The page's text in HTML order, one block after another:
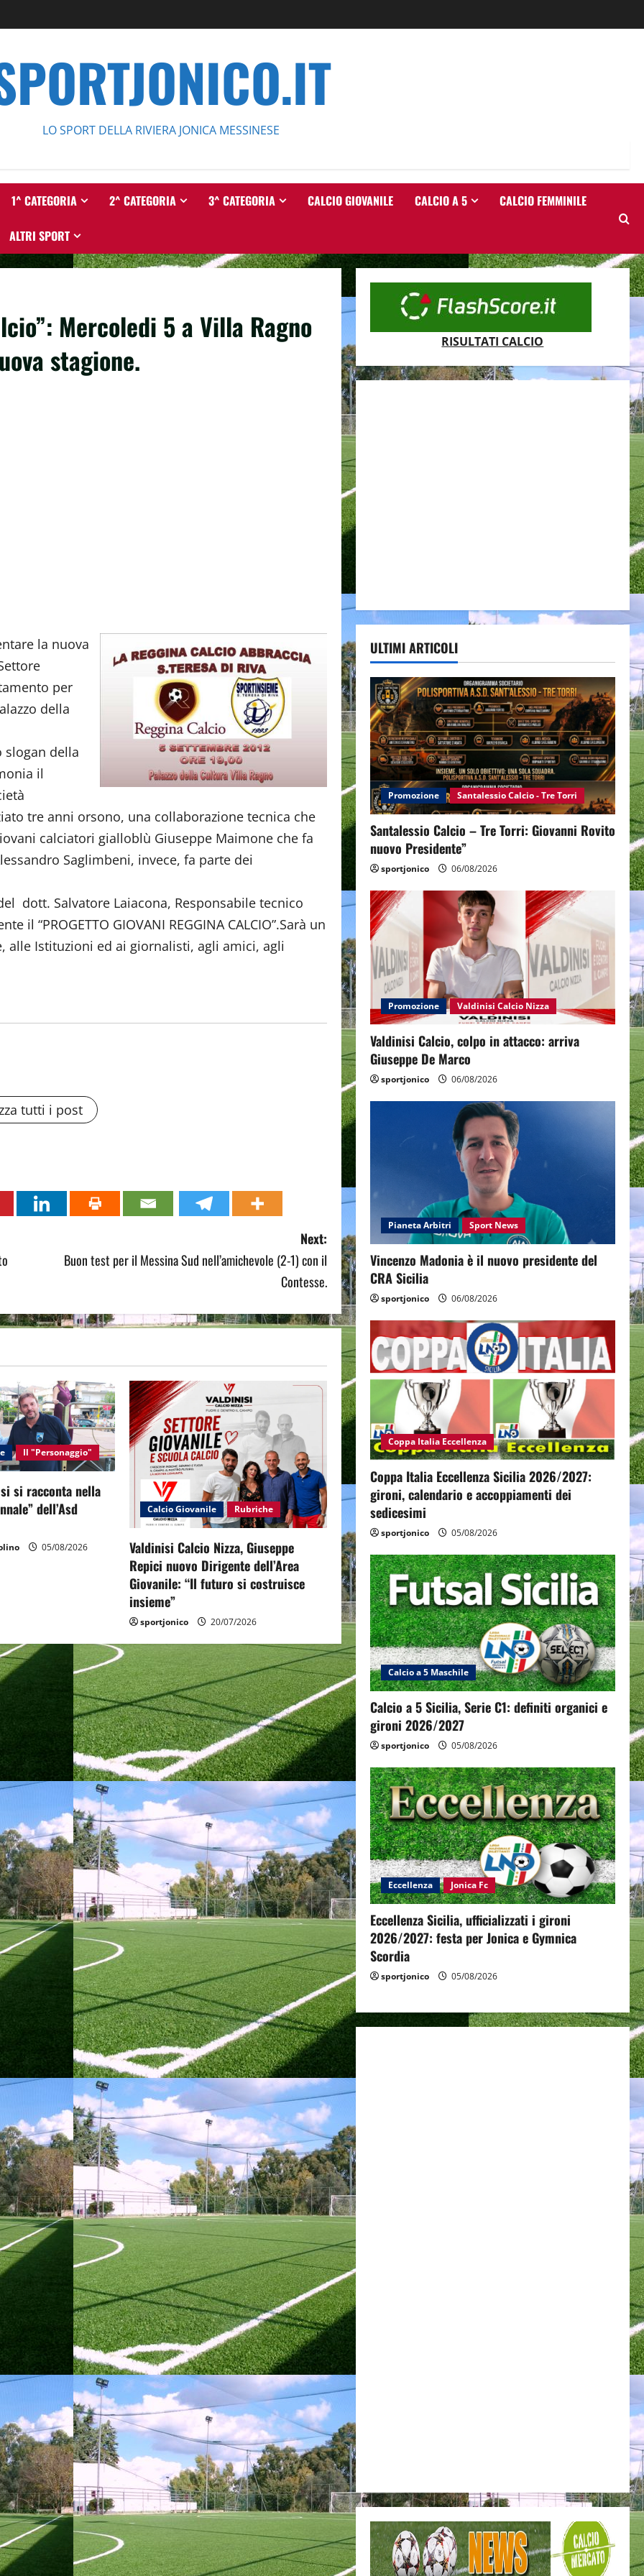
LO SPORT DELLA RIVIERA JONICA MESSINESE
1^ CATEGORIA 2^ CATEGORIA 3^ CATEGORIA CALCIO GIOVANILE CALCIO A 5 CALCIO FEMMINILE
ALTRI SPORT
Mercoledi 5 a Villa Ragno
stagione.
la nuova
per
della
slogan della
il
tre anni orsono, una collaborazione tecnica che
calciatori gialloblù Giuseppe Maimone che fa
Saglimbeni, invece, fa parte dei
dott. Salvatore Laiacona, Responsabile tecnico
il “PROGETTO GIOVANI REGGINA CALCIO”.Sarà un
Istituzioni ed ai giornalisti, agli amici, agli
tutti i post
Next:
Buon test per il Messina Sud nell’amichevole (2-1) con il
Contesse.
Il "Personaggio"
si racconta nella
dell’Asd
05/08/2026
Calcio Giovanile Rubriche
Valdinisi Calcio Nizza, Giuseppe
Repici nuovo Dirigente dell’Area
Giovanile: “Il futuro si costruisce
insieme”
sportjonico 20/07/2026
RISULTATI CALCIO
ULTIMI ARTICOLI
Promozione Santalessio Calcio - Tre Torri
Santalessio Calcio – Tre Torri: Giovanni Rovito
nuovo Presidente”
sportjonico 06/08/2026
Promozione Valdinisi Calcio Nizza
Valdinisi Calcio, colpo in attacco: arriva
Giuseppe De Marco
sportjonico 06/08/2026
Pianeta Arbitri Sport News
Vincenzo Madonia è il nuovo presidente del
CRA Sicilia
sportjonico 06/08/2026
Coppa Italia Eccellenza
Coppa Italia Eccellenza Sicilia 2026/2027:
gironi, calendario e accoppiamenti dei
sedicesimi
sportjonico 05/08/2026
Calcio a 5 Maschile
Calcio a 5 Sicilia, Serie C1: definiti organici e
gironi 2026/2027
sportjonico 05/08/2026
Eccellenza Jonica Fc
Eccellenza Sicilia, ufficializzati i gironi
2026/2027: festa per Jonica e Gymnica
Scordia
sportjonico 05/08/2026